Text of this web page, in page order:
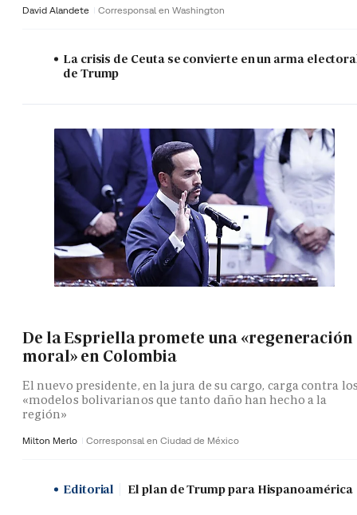
David Alandete Corresponsal en Washington
La crisis de Ceuta se convierte en un arma
de Trump
De la Espriella promete una «regeneración
moral» en Colombia
El nuevo presidente, en la jura de su cargo, carga contra
«modelos bolivarianos que tanto daño han hecho a la
región»
Milton Merlo Corresponsal en Ciudad de México
Editorial El plan de Trump para Hispanoamérica